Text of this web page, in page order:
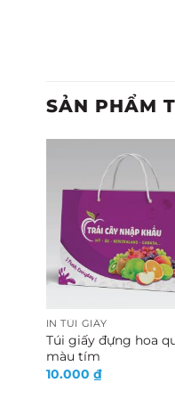
SẢN PHẨM
IN TÚI GIẤY
Túi giấy đựng hoa
màu tím
10.000 ₫